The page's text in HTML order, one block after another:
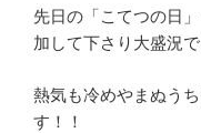
先日の「こてつの日
加して下さり大盛況で
熱気も冷めやまぬう
す！！